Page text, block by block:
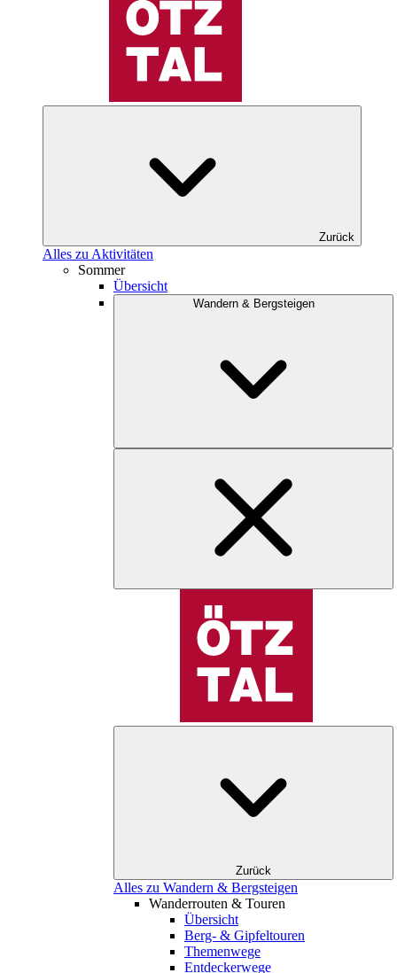
Zurück
Alles zu Aktivitäten
Sommer
Übersicht
Wandern & Bergsteigen
Zurück
Alles zu Wandern & Bergsteigen
Wanderrouten & Touren
Übersicht
Berg- & Gipfeltouren
Themenwege
Entdeckerwege